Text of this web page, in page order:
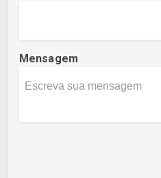
Mensagem